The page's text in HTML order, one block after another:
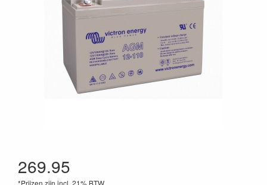
269.95
*Prijzen zijn incl. 21% BTW